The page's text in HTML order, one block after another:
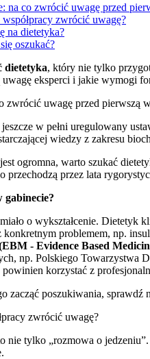
na co zwrócić uwagę przed
zwrócić uwagę?
na dietetyka?
oszukać?
dietetyka, który nie tylko
uwagę eksperci i jakie wymogi
zwrócić uwagę przed pierwszą
w pełni uregulowany
wiedzy z zakresu
ogromna, warto szukać
przechodzą przez lata
gabinecie?
o wykształcenie. Dietetyk
konkretnym problemem, np.
- Evidence Based
np. Polskiego Towarzystwa
powinien korzystać z
zacząć poszukiwania,
zwrócić uwagę?
nie tylko „rozmowa o